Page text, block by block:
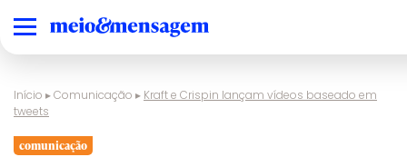
Início ▸Comunicação ▸ Kraft e Crispin lançam vídeos baseado em
tweets
comunicação